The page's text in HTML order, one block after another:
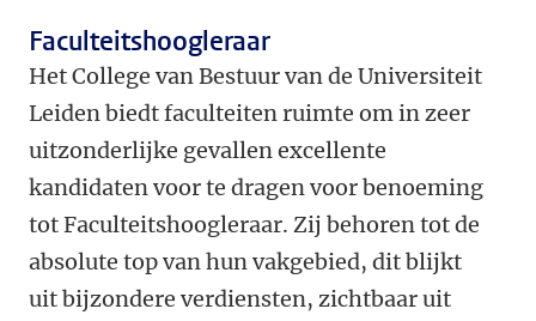
Faculteitshoogleraar
Het College van Bestuur van de Universiteit
Leiden biedt faculteiten ruimte om in zeer
uitzonderlijke gevallen excellente
kandidaten voor te dragen voor benoeming
tot Faculteitshoogleraar. Zij behoren tot de
absolute top van hun vakgebied, dit blijkt
uit bijzondere verdiensten, zichtbaar uit